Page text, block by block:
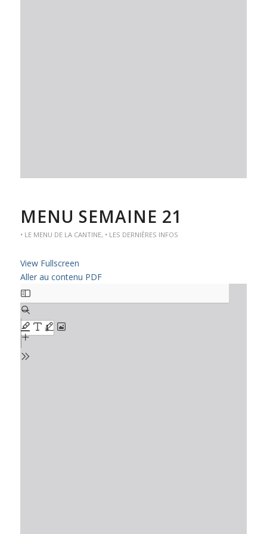
MENU SEMAINE 21
• LE MENU DE LA CANTINE, • LES DERNIÈRES INFOS
View Fullscreen
Aller au contenu PDF